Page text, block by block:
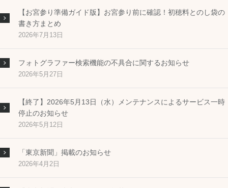
【お宮参り準備ガイド版】お宮参り前に確認！初穂料とのし袋の
書き方まとめ
2026年7月13日
フォトグラファー検索機能の不具合に関するお知らせ
2026年5月27日
【終了】2026年5月13日（水）メンテナンスによるサービス一時
停止のお知らせ
2026年5月12日
「東京新聞」掲載のお知らせ
2026年4月2日